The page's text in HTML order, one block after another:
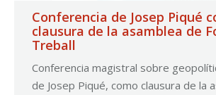
Conferencia de Josep Piqué
clausura de la asamblea de
Treball
Conferencia magistral sobre
de Josep Piqué, como clausura de la